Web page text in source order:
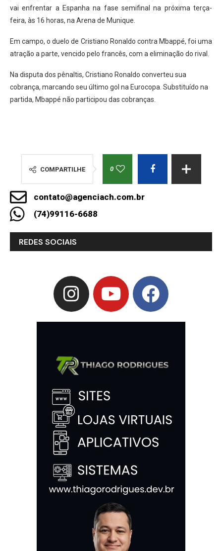
vai enfrentar a Espanha na fase semifinal na próxima terça-
feira, às 16 horas, na Arena de Munique.
Em campo, o duelo de Cristiano Ronaldo contra Mbappé, foi uma
atração a parte, vencido pelo francês, com a eliminação do rival.
Na disputa dos pênaltis, Cristiano Ronaldo converteu sua
cobrança, marcando seu último gol na Eurocopa. Substituído na
partida, Mbappé não participou das cobranças.
COMPARTILHE 0
contato@agenciach.com.br
(74)99116-6688
REDES SOCIAIS